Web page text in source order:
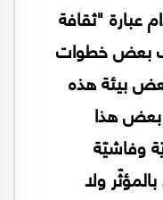
عبارة "ثقافة
بعض خطوات
بيئة هذه
بعض هذا
وفاشيّة
ولا